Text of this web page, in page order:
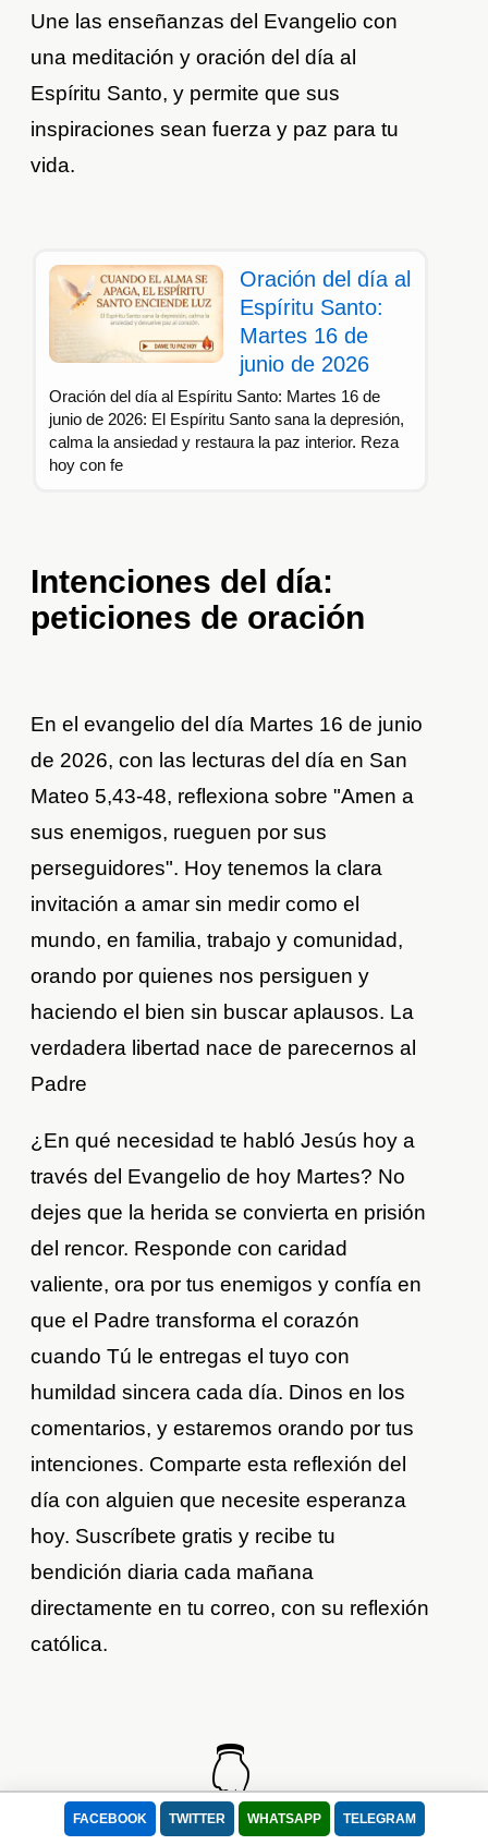
Usamos cookies para mejorar tu experiencia.
Este sitio utiliza Cookies para que pueda funcionar correctamente, mejorar
la experiencia de usuario, la velocidad y la seguridad durante su visita. Se
y optimizar el uso, las cuales permiten que el dispositivo muestre
adecuadamente el servicio ofrecido, adaptada a sus necesidades. Puede
Lee nuestra Política de Privacidad
Aceptar todo Rechazar
FACEBOOK TWITTER WHATSAPP TELEGRAM
Une las enseñanzas del Evangelio con
una meditación y oración del día al
Espíritu Santo, y permite que sus
inspiraciones sean fuerza y paz para tu
vida.
Oración del día al
Espíritu Santo:
Martes 16 de
junio de 2026
Oración del día al Espíritu Santo: Martes 16 de
junio de 2026: El Espíritu Santo sana la depresión,
calma la ansiedad y restaura la paz interior. Reza
hoy con fe
Intenciones del día:
peticiones de oración
En el evangelio del día Martes 16 de junio
de 2026, con las lecturas del día en San
Mateo 5,43-48, reflexiona sobre "Amen a
sus enemigos, rueguen por sus
perseguidores". Hoy tenemos la clara
invitación a amar sin medir como el
mundo, en familia, trabajo y comunidad,
orando por quienes nos persiguen y
haciendo el bien sin buscar aplausos. La
verdadera libertad nace de parecernos al
Padre
¿En qué necesidad te habló Jesús hoy a
través del Evangelio de hoy Martes? No
dejes que la herida se convierta en prisión
del rencor. Responde con caridad
valiente, ora por tus enemigos y confía en
que el Padre transforma el corazón
cuando Tú le entregas el tuyo con
humildad sincera cada día. Dinos en los
comentarios, y estaremos orando por tus
intenciones. Comparte esta reflexión del
día con alguien que necesite esperanza
hoy. Suscríbete gratis y recibe tu
bendición diaria cada mañana
directamente en tu correo, con su reflexión
católica.
👇